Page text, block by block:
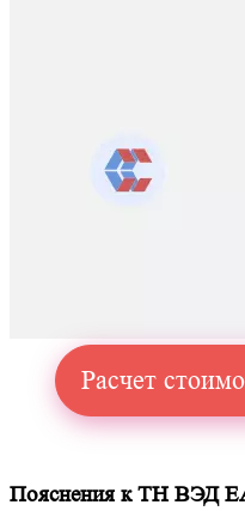
Расчет
Пояснения к ТН ВЭД